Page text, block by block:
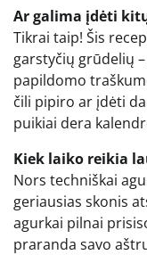
Ar galima įdėti
Tikrai taip! Šis
garstyčių grūdelių
papildomo
čili pipiro ar įdėti
puikiai dera
Kiek laiko reikia
Nors techniškai
geriausias skonis
agurkai pilnai
praranda savo